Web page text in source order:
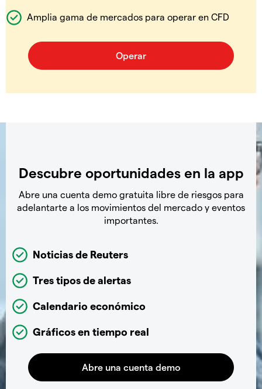
Amplia gama de mercados para operar en CFD
Descubre oportunidades en la app
Abre una cuenta demo gratuita libre de riesgos para
adelantarte a los movimientos del mercado y eventos
importantes.
Noticias de Reuters
Tres tipos de alertas
Calendario económico
Gráficos en tiempo real